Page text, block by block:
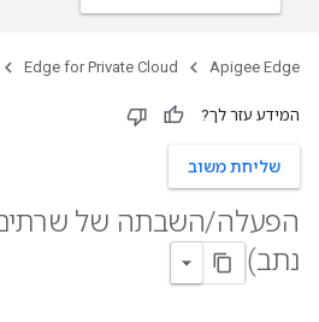
Apigee Edge
Edge for Private Cloud
המידע עזר לך?
שליחת משוב
הפעלה/השבתה של
נתב)